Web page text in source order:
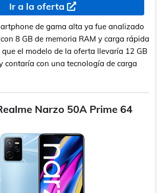
Ir a la oferta
de gama alta ya fue analizado
8 GB de memoria RAM y carga rápida
el modelo de la oferta llevaría 12 GB
contaría con una tecnología de carga
Narzo 50A Prime 64